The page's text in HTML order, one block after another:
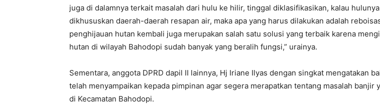
juga di dalamnya terkait masalah dari hulu ke hilir, tinggal diklasifikasikan, kalau hulunya
dikhususkan daerah-daerah resapan air, maka apa yang harus dilakukan adalah
penghijauan hutan kembali juga merupakan salah satu solusi yang terbaik karena
hutan di wilayah Bahodopi sudah banyak yang beralih fungsi,” urainya.
Sementara, anggota DPRD dapil II lainnya, Hj Iriane Ilyas dengan singkat mengatakan
telah menyampaikan kepada pimpinan agar segera merapatkan tentang masalah banjir
di Kecamatan Bahodopi.